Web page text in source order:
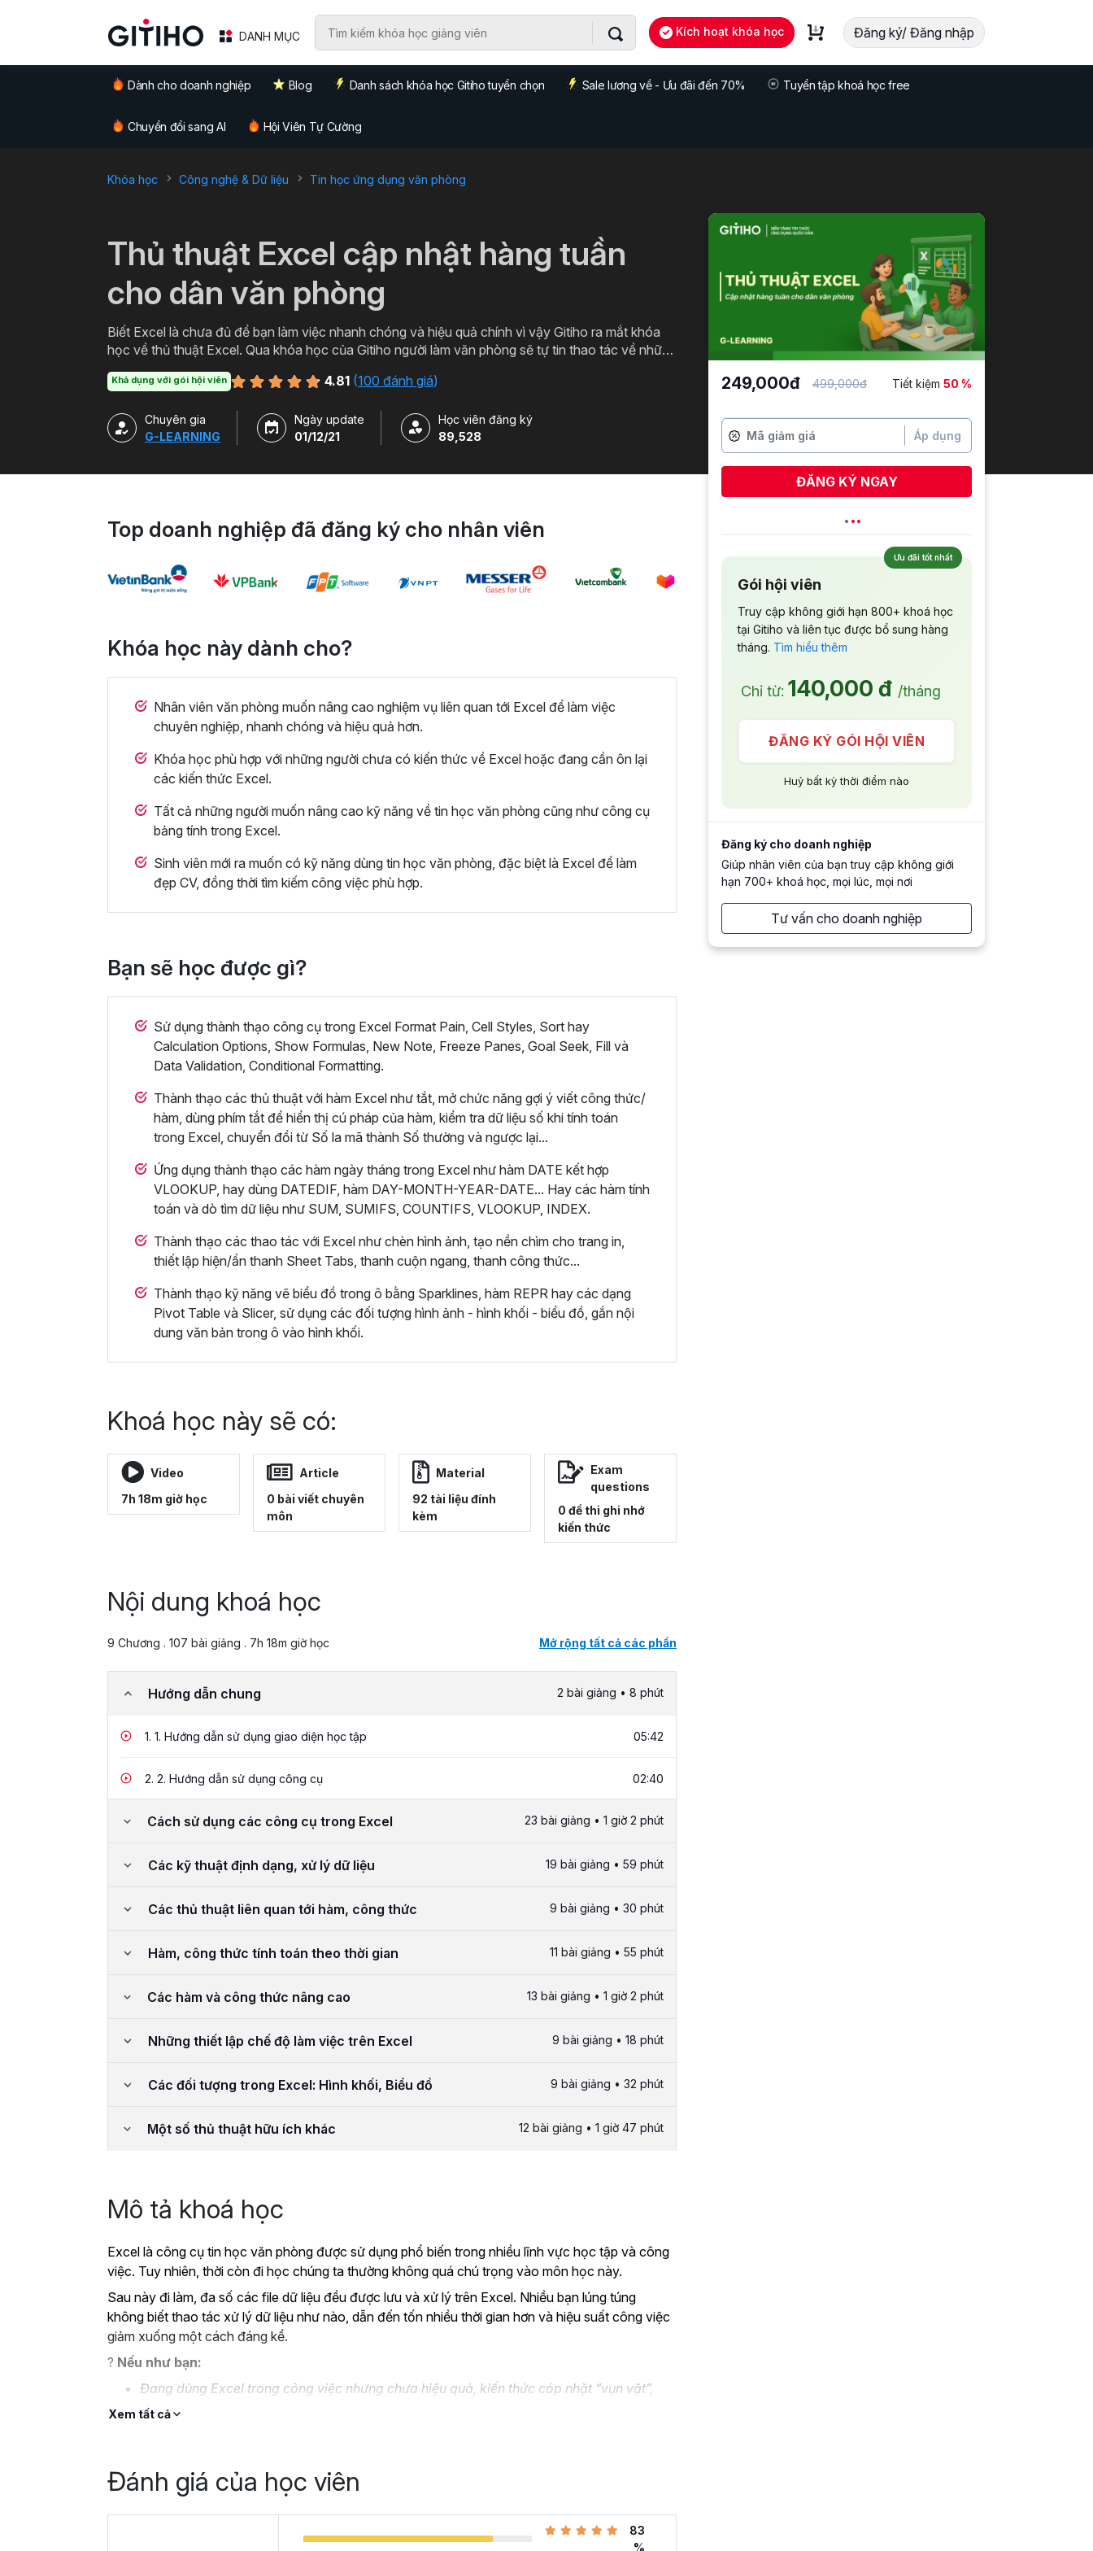
DANH MỤC Kích hoạt khóa học Đăng ký/ Đăng nhập
Dành cho doanh nghiệp Blog Danh sách khóa học Gitiho tuyển chọn Sale lương về - Ưu đãi đến 70% Tuyển tập khoá học free
Chuyển đổi sang AI Hội Viên Tự Cường
Khóa học Công nghệ & Dữ liệu Tin học ứng dụng văn phòng
Thủ thuật Excel cập nhật hàng tuần
cho dân văn phòng
Biết Excel là chưa đủ để bạn làm việc nhanh chóng và hiệu quả chính vì vậy Gitiho ra mắt khóa
học về thủ thuật Excel. Qua khóa học của Gitiho người làm văn phòng sẽ tự tin thao tác về những
Khả dụng với gói hội viên 4.81 (100 đánh giá)
Chuyên gia
G-LEARNING
Ngày update
01/12/21
Học viên đăng ký
89,528
Top doanh nghiệp đã đăng ký cho nhân viên
Khóa học này dành cho?
Nhân viên văn phòng muốn nâng cao nghiệm vụ liên quan tới Excel để làm việc
chuyên nghiệp, nhanh chóng và hiệu quả hơn.
Khóa học phù hợp với những người chưa có kiến thức về Excel hoặc đang cần ôn lại
các kiến thức Excel.
Tất cả những người muốn nâng cao kỹ năng về tin học văn phòng cũng như công cụ
bảng tính trong Excel.
Sinh viên mới ra muốn có kỹ năng dùng tin học văn phòng, đặc biệt là Excel để làm
đẹp CV, đồng thời tìm kiếm công việc phù hợp.
Bạn sẽ học được gì?
Sử dụng thành thạo công cụ trong Excel Format Pain, Cell Styles, Sort hay
Calculation Options, Show Formulas, New Note, Freeze Panes, Goal Seek, Fill và
Data Validation, Conditional Formatting.
Thành thạo các thủ thuật với hàm Excel như tắt, mở chức năng gợi ý viết công thức/
hàm, dùng phím tắt để hiển thị cú pháp của hàm, kiểm tra dữ liệu số khi tính toán
trong Excel, chuyển đổi từ Số la mã thành Số thường và ngược lại...
Ứng dụng thành thạo các hàm ngày tháng trong Excel như hàm DATE kết hợp
VLOOKUP, hay dùng DATEDIF, hàm DAY-MONTH-YEAR-DATE... Hay các hàm tính
toán và dò tìm dữ liệu như SUM, SUMIFS, COUNTIFS, VLOOKUP, INDEX.
Thành thạo các thao tác với Excel như chèn hình ảnh, tạo nền chìm cho trang in,
thiết lập hiện/ẩn thanh Sheet Tabs, thanh cuộn ngang, thanh công thức...
Thành thạo kỹ năng vẽ biểu đồ trong ô bằng Sparklines, hàm REPR hay các dạng
Pivot Table và Slicer, sử dụng các đối tượng hình ảnh - hình khối - biểu đồ, gắn nội
dung văn bản trong ô vào hình khối.
Khoá học này sẽ có:
Video
7h 18m giờ học
Article
0 bài viết chuyên
môn
Material
92 tài liệu đính
kèm
Exam
questions
0 đề thi ghi nhớ
kiến thức
Nội dung khoá học
9 Chương . 107 bài giảng . 7h 18m giờ học Mở rộng tất cả các phần
Hướng dẫn chung 2 bài giảng • 8 phút
1. 1. Hướng dẫn sử dụng giao diện học tập 05:42
2. 2. Hướng dẫn sử dụng công cụ 02:40
Cách sử dụng các công cụ trong Excel 23 bài giảng • 1 giờ 2 phút
Các kỹ thuật định dạng, xử lý dữ liệu 19 bài giảng • 59 phút
Các thủ thuật liên quan tới hàm, công thức 9 bài giảng • 30 phút
Hàm, công thức tính toán theo thời gian 11 bài giảng • 55 phút
Các hàm và công thức nâng cao 13 bài giảng • 1 giờ 2 phút
Những thiết lập chế độ làm việc trên Excel 9 bài giảng • 18 phút
Các đối tượng trong Excel: Hình khối, Biểu đồ 9 bài giảng • 32 phút
Một số thủ thuật hữu ích khác 12 bài giảng • 1 giờ 47 phút
Mô tả khoá học
Excel là công cụ tin học văn phòng được sử dụng phổ biến trong nhiều lĩnh vực học tập và công
việc. Tuy nhiên, thời còn đi học chúng ta thường không quá chú trọng vào môn học này.
Sau này đi làm, đa số các file dữ liệu đều được lưu và xử lý trên Excel. Nhiều bạn lúng túng
không biết thao tác xử lý dữ liệu như nào, dẫn đến tốn nhiều thời gian hơn và hiệu suất công việc
giảm xuống một cách đáng kể.
? Nếu như bạn:
Đang dùng Excel trong công việc nhưng chưa hiệu quả, kiến thức cóp nhặt “vụn vặt”,
không bài bản.
Thì Gitiho ở đây để giúp bạn giải quyết tất cả những khó khăn mà bạn gặp phải khi đi làm với khóa
EXG02 - Thủ thuật Excel cập nhật hàng tuần cho dân văn phòng
trong 8 giờ.
Hoàn thành khóa học, bạn có thể tự tin giải quyết công việc theo cách thông minh, nhanh chóng,
Xem tất cả
Đánh giá của học viên
83
%
249,000đ 499,000đ Tiết kiệm 50 %
Áp dụng
ĐĂNG KÝ NGAY
vừa đăng ký
Ưu đãi tốt nhất
Gói hội viên
Truy cập không giới hạn 800+ khoá học
tại Gitiho và liên tục được bổ sung hàng
tháng. Tìm hiểu thêm
Chỉ từ: 140,000 đ /tháng
ĐĂNG KÝ GÓI HỘI VIÊN
Huỷ bất kỳ thời điểm nào
Đăng ký cho doanh nghiệp
Giúp nhân viên của bạn truy cập không giới
hạn 700+ khoá học, mọi lúc, mọi nơi
Tư vấn cho doanh nghiệp